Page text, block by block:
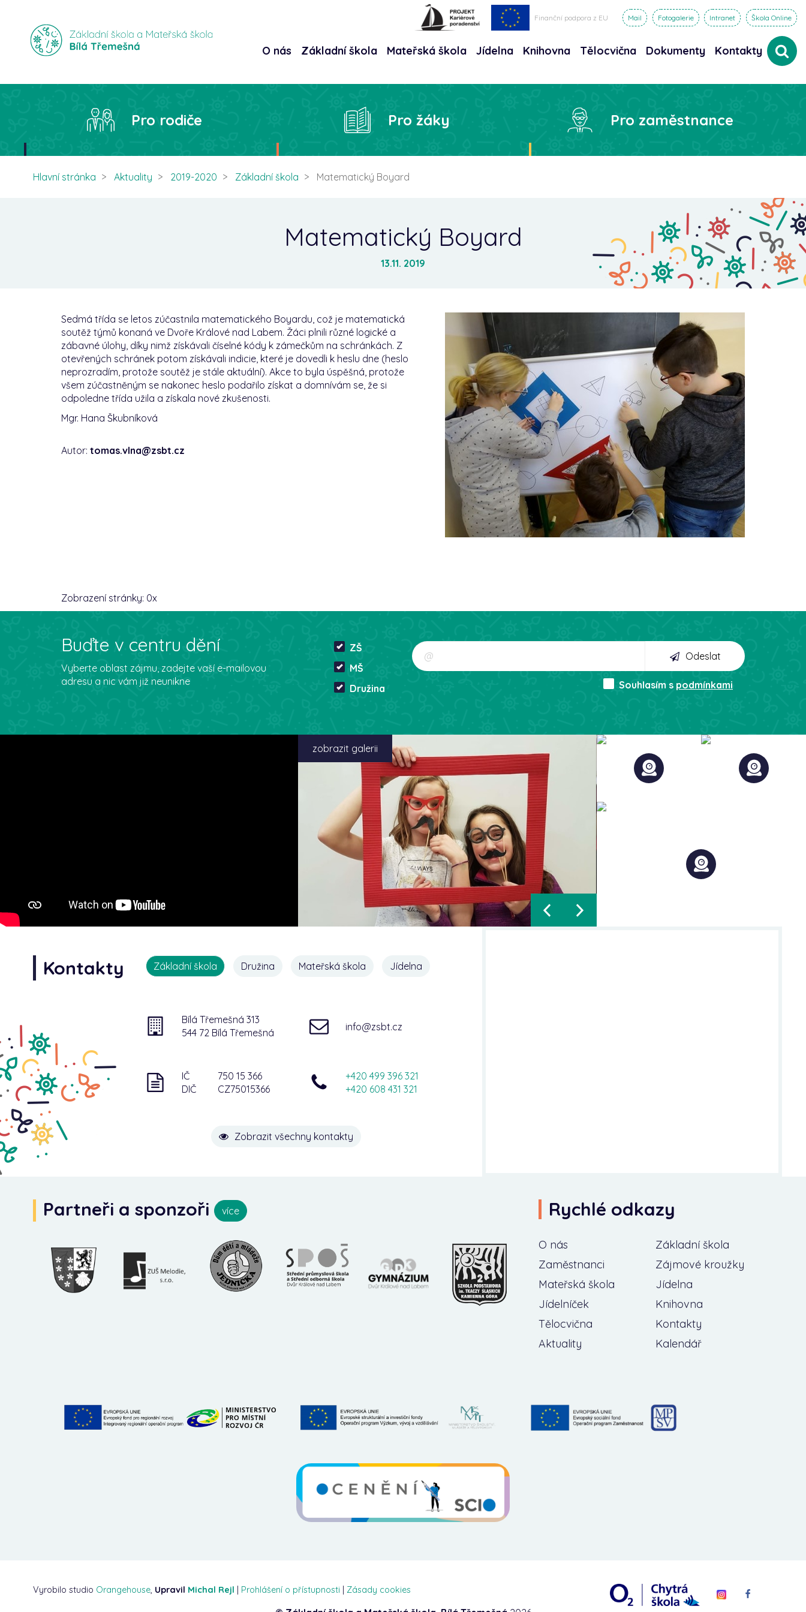
Finanční podpora z EU Mail Fotogalerie Intranet Škola Online
O nás Základní škola Mateřská škola Jídelna Knihovna Tělocvična Dokumenty Kontakty
Pro rodiče Pro žáky Pro zaměstnance
Hlavní stránka Aktuality 2019-2020 Základní škola Matematický Boyard
Matematický Boyard
13.11. 2019
Sedmá třída se letos zúčastnila matematického Boyardu, což je matematická
soutěž týmů konaná ve Dvoře Králové nad Labem. Žáci plnili různé logické a
zábavné úlohy, díky nimž získávali číselné kódy k zámečkům na schránkách. Z
otevřených schránek potom získávali indicie, které je dovedli k heslu dne (heslo
neprozradím, protože soutěž je stále aktuální). Akce to byla úspěšná, protože
všem zúčastněným se nakonec heslo podařilo získat a domnívám se, že si
odpoledne třída užila a získala nové zkušenosti.
Mgr. Hana Škubníková
Autor: tomas.vlna@zsbt.cz
Zobrazení stránky: 0x
Buďte v centru dění
Vyberte oblast zájmu, zadejte vaší e-mailovou
adresu a nic vám již neunikne
ZŠ
MŠ
Družina
Odeslat
Souhlasím s podmínkami
zobrazit galerii
Kontakty Základní škola Družina Mateřská škola Jídelna
Bílá Třemešná 313
544 72 Bílá Třemešná
info@zsbt.cz
IČ
750 15 366
DIČ
CZ75015366
+420 499 396 321
+420 608 431 321
Zobrazit všechny kontakty
Partneři a sponzoři více Rychlé odkazy
O nás
Základní škola
Zaměstnanci
Zájmové kroužky
Mateřská škola
Jídelna
Jídelníček
Knihovna
Tělocvična
Kontakty
Aktuality
Kalendář
Vyrobilo studio Orangehouse, Upravil Michal Rejl | Prohlášení o přístupnosti |Zásady cookies